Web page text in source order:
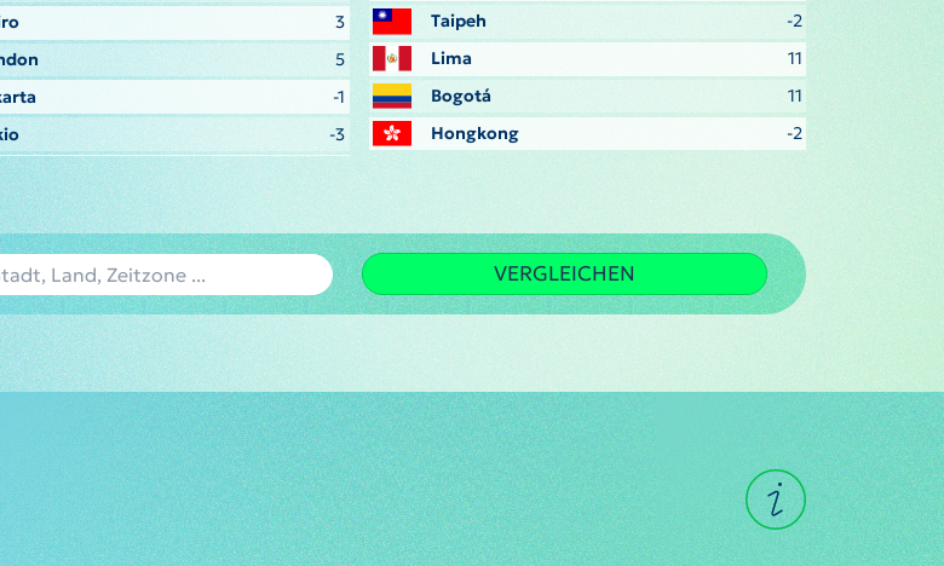
3
5
-1
-3
Taipeh
-2
Lima
11
Bogotá
11
Hongkong
-2
VERGLEICHEN